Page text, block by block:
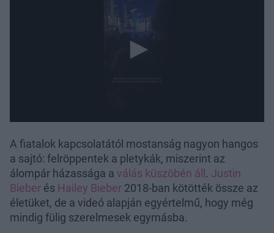
A fiatalok kapcsolatától mostanság nagyon hangos
a sajtó: felröppentek a pletykák, miszerint az
álompár házassága a válás küszöbén áll. Justin
Bieber és Hailey Bieber 2018-ban kötötték össze az
életüket, de a videó alapján egyértelmű, hogy még
mindig fülig szerelmesek egymásba.